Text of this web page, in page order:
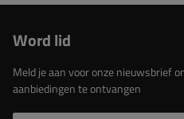
Word lid
Meld je aan voor onze nieuwsbrief
aanbiedingen te ontvangen